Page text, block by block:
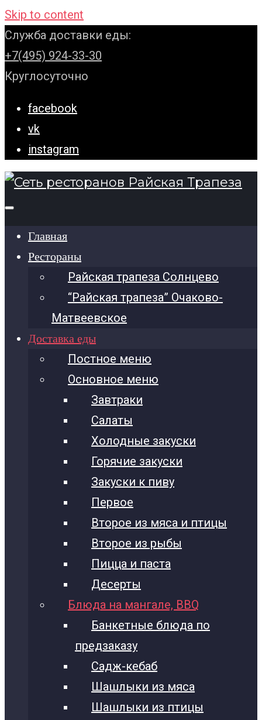
Skip to content
Служба доставки еды:
+7(495) 924-33-30
Круглосуточно
facebook
vk
instagram
Главная
Рестораны
Райская трапеза Солнцево
“Райская трапеза” Очаково-
Матвеевское
Доставка еды
Постное меню
Основное меню
Завтраки
Салаты
Холодные закуски
Горячие закуски
Закуски к пиву
Первое
Второе из мяса и птицы
Второе из рыбы
Пицца и паста
Десерты
Блюда на мангале, BBQ
Банкетные блюда по
предзаказу
Садж-кебаб
Шашлыки из мяса
Шашлыки из птицы